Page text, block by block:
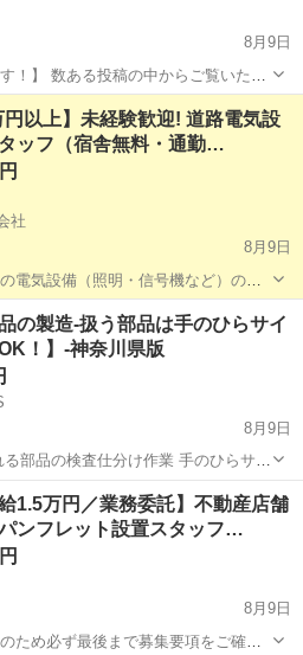
8月9日
覧いただ
当物件では「平日」もしくは「急な
ける清掃スタッフさんを募集してい
清掃 スタッフ
円以上】未経験歓迎! 道路電気設
ッフ（宿舎無料・通勤…
社
8月9日
電気設備（照明・信号機など）の点
として
ンション（1名入居）を会社負担でご
スタッフ
の製造-扱う部品は手のひらサイ
！】-神奈川県版
8月9日
る部品の検査仕分け作業 手のひらサイ
検査
良品製品を集荷工程へ持っていく こ
仕分け 時給
1.5万円／業務委託】不動産店舗
ンフレット設置スタッフ…
8月9日
ため必ず最後まで募集要項をご確認